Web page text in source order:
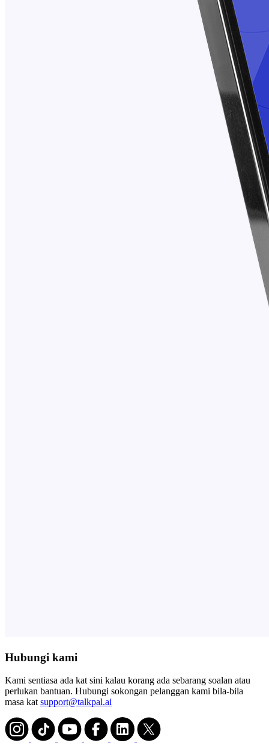
Hubungi kami
Kami sentiasa ada kat sini kalau korang ada sebarang soalan atau
perlukan bantuan. Hubungi sokongan pelanggan kami bila-bila
masa kat support@talkpal.ai